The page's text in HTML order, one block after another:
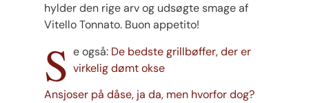
hylder den rige arv og udsøgte smage af
Vitello Tonnato. Buon appetito!
S e også: De bedste grillbøffer, der er
virkelig dømt okse
Ansjoser på dåse, ja da, men hvorfor dog?